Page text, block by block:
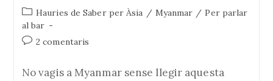
Categoria
de
l'entrada:
Hauries de Saber per Àsia / Myanmar / Per parlar
al bar
Comentaris
2 comentaris
No vagis a Myanmar sense llegir aquesta